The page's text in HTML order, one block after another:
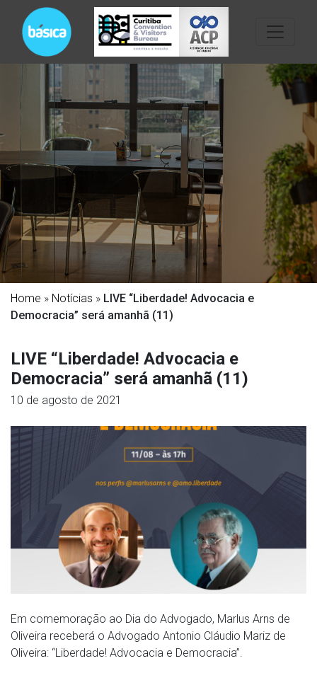
Home » Notícias » LIVE “Liberdade! Advocacia e
Democracia” será amanhã (11)
LIVE “Liberdade! Advocacia e
Democracia” será amanhã (11)
10 de agosto de 2021
Em comemoração ao Dia do Advogado, Marlus Arns de
Oliveira receberá o Advogado Antonio Cláudio Mariz de
Oliveira: “Liberdade! Advocacia e Democracia”.